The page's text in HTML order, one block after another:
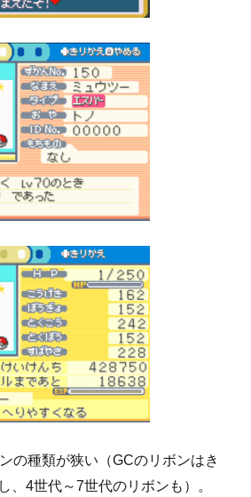
の種類が狭い（GCのリボンはき
、4世代～7世代のリボンも）。